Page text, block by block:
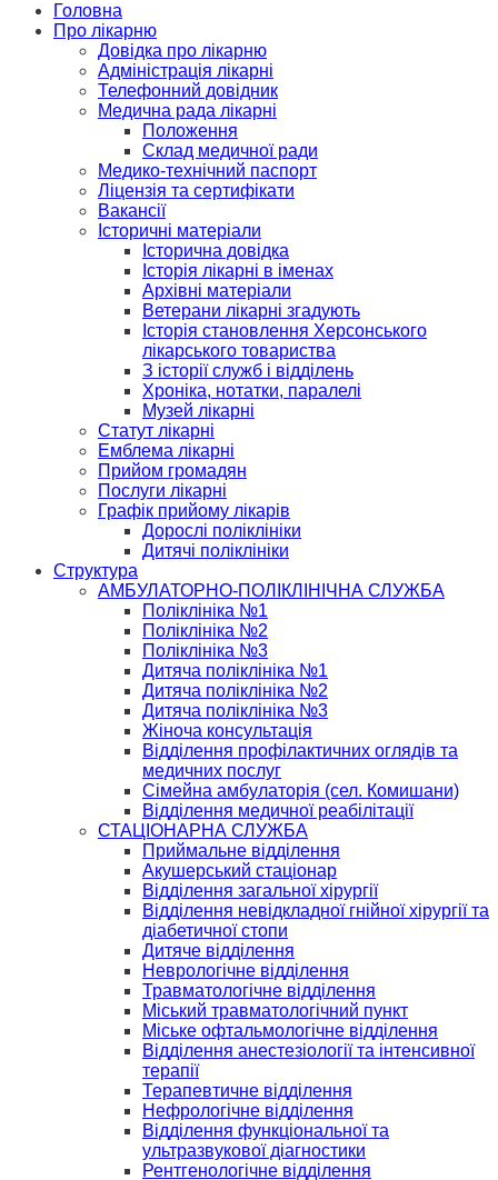
Головна
Про лікарню
Довідка про лікарню
Адміністрація лікарні
Телефонний довідник
Медична рада лікарні
Положення
Склад медичної ради
Медико-технічний паспорт
Ліцензія та сертифікати
Вакансії
Історичні матеріали
Історична довідка
Історія лікарні в іменах
Архівні матеріали
Ветерани лікарні згадують
Історія становлення Херсонського
лікарського товариства
З історії служб і відділень
Хроніка, нотатки, паралелі
Музей лікарні
Статут лікарні
Емблема лікарні
Прийом громадян
Послуги лікарні
Графік прийому лікарів
Дорослі поліклініки
Дитячі поліклініки
Структура
АМБУЛАТОРНО-ПОЛІКЛІНІЧНА СЛУЖБА
Поліклініка №1
Поліклініка №2
Поліклініка №3
Дитяча поліклініка №1
Дитяча поліклініка №2
Дитяча поліклініка №3
Жіноча консультація
Відділення профілактичних оглядів та
медичних послуг
Сімейна амбулаторія (сел. Комишани)
Відділення медичної реабілітації
СТАЦІОНАРНА СЛУЖБА
Приймальне відділення
Акушерський стаціонар
Відділення загальної хірургії
Відділення невідкладної гнійної хірургії та
діабетичної стопи
Дитяче відділення
Неврологічне відділення
Травматологічне відділення
Міський травматологічний пункт
Міське офтальмологічне відділення
Відділення анестезіології та інтенсивної
терапії
Терапевтичне відділення
Нефрологічне відділення
Відділення функціональної та
ультразвукової діагностики
Рентгенологічне відділення